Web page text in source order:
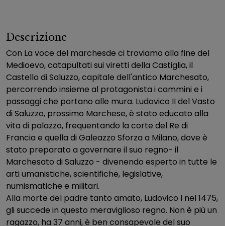
Descrizione
Con La voce del marchesde ci troviamo alla fine del
Medioevo, catapultati sui viretti della Castiglia, il
Castello di Saluzzo, capitale dell'antico Marchesato,
percorrendo insieme al protagonista i cammini e i
passaggi che portano alle mura. Ludovico II del Vasto
di Saluzzo, prossimo Marchese, è stato educato alla
vita di palazzo, frequentando la corte del Re di
Francia e quella di Galeazzo Sforza a Milano, dove è
stato preparato a governare il suo regno- il
Marchesato di Saluzzo - divenendo esperto in tutte le
arti umanistiche, scientifiche, legislative,
numismatiche e militari.
Alla morte del padre tanto amato, Ludovico I nel 1475,
gli succede in questo meraviglioso regno. Non è più un
ragazzo, ha 37 anni, è ben consapevole del suo